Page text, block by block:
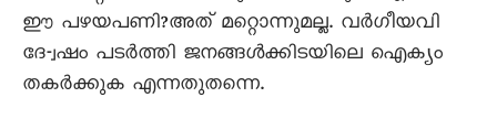
ഈ പഴയപണി?അത് മറ്റൊന്നുമല്ല. വർഗീയവി
ദേ-്വഷം പടർത്തി ജനങ്ങൾക്കിടയിലെ ഐക്യം
തകർക്കുക എന്നതുതന്നെ.